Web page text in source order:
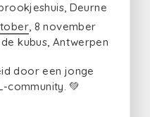
Deurne
, 8 november
kubus, Antwerpen
door een jonge
community. 💚